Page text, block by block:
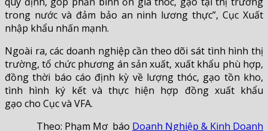
trong nước và đảm bảo an ninh lương thực”, Cục Xuất
nhập khẩu nhấn mạnh.
Ngoài ra, các doanh nghiệp cần theo dõi sát tình hình thị
trường, tổ chức phương án sản xuất, xuất khẩu phù hợp,
đồng thời báo cáo định kỳ về lượng thóc, gạo tồn kho,
tình hình ký kết và thực hiện hợp đồng xuất khẩu
gạo cho Cục và VFA.
Theo: Phạm Mơ báo Doanh Nghiệp & Kinh Doanh